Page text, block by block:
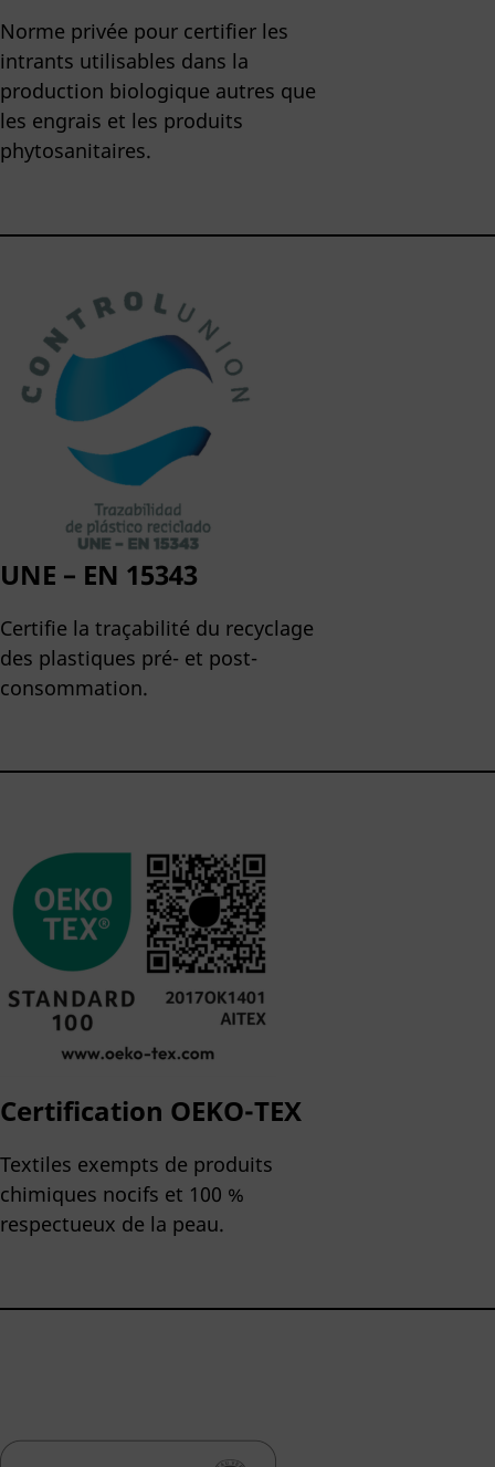
Norme privée pour certifier les
intrants utilisables dans la
production biologique autres que
les engrais et les produits
phytosanitaires.
UNE – EN 15343
Certifie la traçabilité du recyclage
des plastiques pré- et post-
consommation.
Certification OEKO-TEX
Textiles exempts de produits
chimiques nocifs et 100 %
respectueux de la peau.